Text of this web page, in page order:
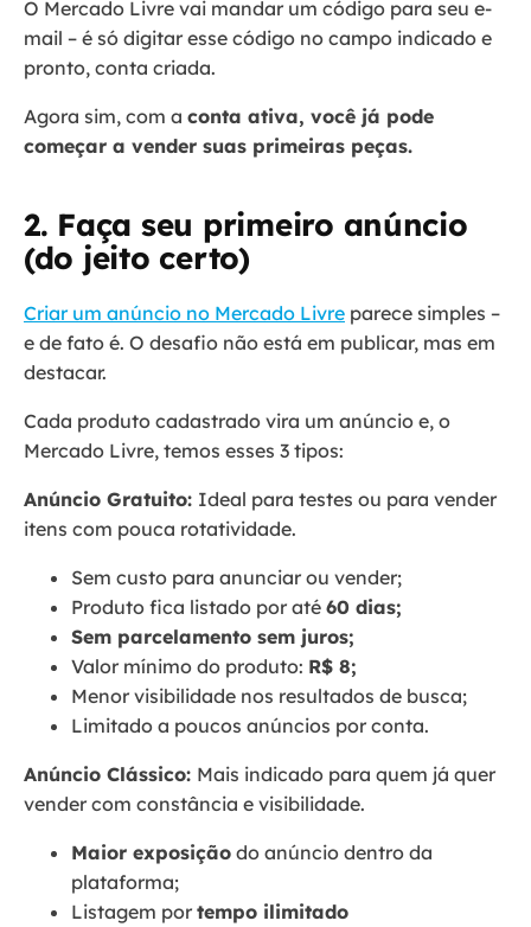
O Mercado Livre vai mandar um código para seu e-
mail – é só digitar esse código no campo indicado e
pronto, conta criada.
Agora sim, com a conta ativa, você já pode
começar a vender suas primeiras peças.
2. Faça seu primeiro anúncio
(do jeito certo)
Criar um anúncio no Mercado Livre parece simples –
e de fato é. O desafio não está em publicar, mas em
destacar.
Cada produto cadastrado vira um anúncio e, o
Mercado Livre, temos esses 3 tipos:
Anúncio Gratuito: Ideal para testes ou para vender
itens com pouca rotatividade.
Sem custo para anunciar ou vender;
Produto fica listado por até 60 dias;
Sem parcelamento sem juros;
Valor mínimo do produto: R$ 8;
Menor visibilidade nos resultados de busca;
Limitado a poucos anúncios por conta.
Anúncio Clássico: Mais indicado para quem já quer
vender com constância e visibilidade.
Maior exposição do anúncio dentro da
plataforma;
Listagem por tempo ilimitado